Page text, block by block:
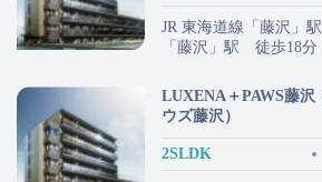
JR 東海道線「藤沢」
「藤沢」駅 徒歩18分
LUXENA＋PAWS藤
ウズ藤沢）
2SLDK